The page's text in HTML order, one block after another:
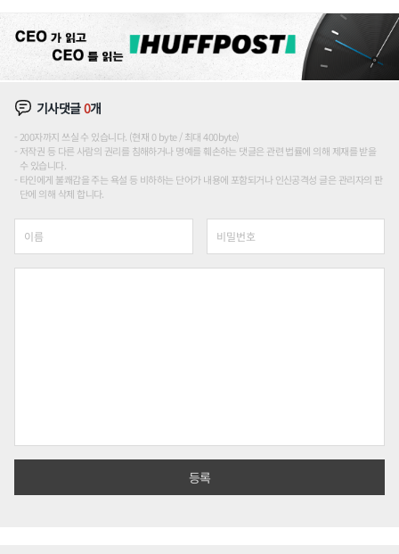
기사댓글0개
200자까지 쓰실 수 있습니다. (현재 0 byte / 최대 400byte)
저작권 등 다른 사람의 권리를 침해하거나 명예를 훼손하는 댓글은 관련 법률에 의해 제재를 받을
수 있습니다.
타인에게 불쾌감을 주는 욕설 등 비하하는 단어가 내용에 포함되거나 인신공격성 글은 관리자의 판
단에 의해 삭제 합니다.